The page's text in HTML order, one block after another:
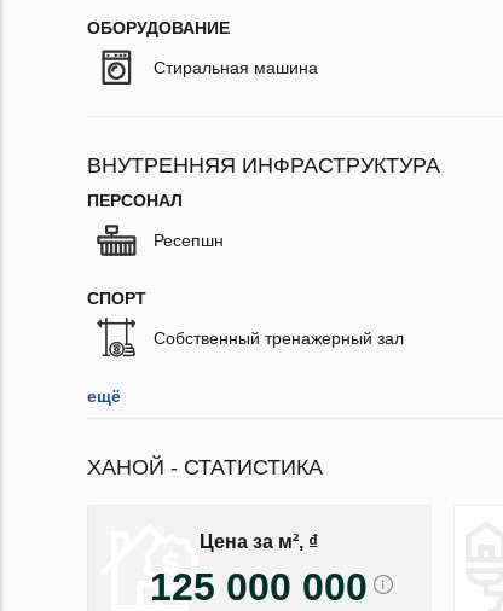
ОБОРУДОВАНИЕ
Стиральная машина
ВНУТРЕННЯЯ ИНФРАСТРУКТУРА
ПЕРСОНАЛ
Ресепшн
СПОРТ
Собственный тренажерный зал
ещё
ХАНОЙ - СТАТИСТИКА
Цена за м², ₫
125 000 000